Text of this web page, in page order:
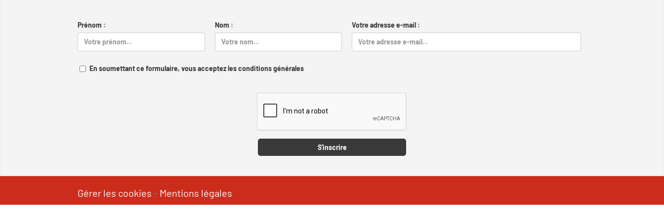
Prénom : Nom : Votre adresse e-mail :
En soumettant ce formulaire, vous acceptez les conditions générales
S'inscrire
Gérer les cookies - Mentions légales